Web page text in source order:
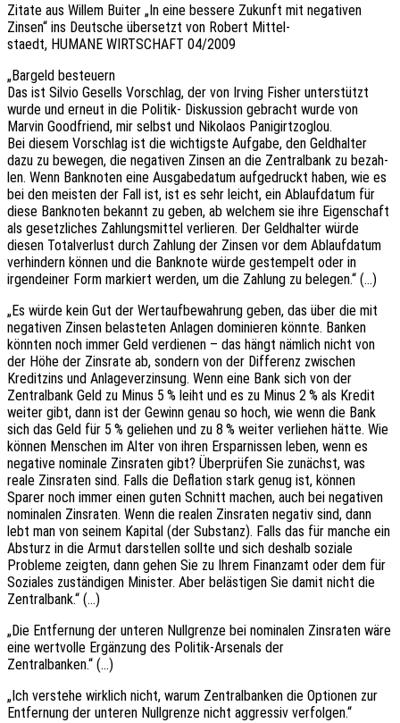
Zitate aus Willem Buiter „In eine besse­re Zukunft mit nega­ti­ven
Zinsen“ ins Deut­sche über­setzt von Robert Mittel-
staedt, HUMANE WIRTSCHAFT 04/2009
„Bargeld besteu­ern
Das ist Silvio Gesells Vorschlag, der von Irving Fisher unterstützt
wurde und erneut in die Poli­tik- Diskus­si­on gebracht wurde von
Marvin Good­fri­end, mir selbst und Niko­la­os Panigirtzoglou.
Bei diesem Vorschlag ist die wich­tigs­te Aufga­be, den Geld­hal­ter
dazu zu bewe­gen, die nega­ti­ven Zinsen an die Zentral­bank zu bezah­
len. Wenn Bank­no­ten eine Ausga­be­da­tum aufge­druckt haben, wie es
bei den meis­ten der Fall ist, ist es sehr leicht, ein Ablauf­da­tum für
diese Bank­no­ten bekannt zu geben, ab welchem sie ihre Eigen­schaft
als gesetz­li­ches Zahlungs­mit­tel verlie­ren. Der Geld­hal­ter würde
diesen Total­ver­lust durch Zahlung der Zinsen vor dem Ablauf­da­tum
verhin­dern können und die Bank­no­te würde gestem­pelt oder in
irgend­ei­ner Form markiert werden, um die Zahlung zu belegen.“ (…)
„Es würde kein Gut der Wertauf­be­wah­rung geben, das über die mit
nega­ti­ven Zinsen belas­te­ten Anla­gen domi­nie­ren könnte. Banken
könnten noch immer Geld verdie­nen – das hängt nämlich nicht von
der Höhe der Zins­ra­te ab, sondern von der Diffe­renz zwischen
Kredit­zins und Anla­ge­ver­zin­sung. Wenn eine Bank sich von der
Zentral­bank Geld zu Minus 5 % leiht und es zu Minus 2 % als Kredit
weiter gibt, dann ist der Gewinn genau so hoch, wie wenn die Bank
sich das Geld für 5 % gelie­hen und zu 8 % weiter verlie­hen hätte. Wie
können Menschen im Alter von ihren Erspar­nis­sen leben, wenn es
nega­ti­ve nomi­na­le Zins­ra­ten gibt? Überprüfen Sie zunächst, was
reale Zins­ra­ten sind. Falls die Defla­ti­on stark genug ist, können
Sparer noch immer einen guten Schnitt machen, auch bei nega­ti­ven
nomi­na­len Zins­ra­ten. Wenn die realen Zins­ra­ten nega­tiv sind, dann
lebt man von seinem Kapi­tal (der Substanz). Falls das für manche ein
Absturz in die Armut darstel­len sollte und sich deshalb sozia­le
Proble­me zeig­ten, dann gehen Sie zu Ihrem Finanz­amt oder dem für
Sozia­les zuständigen Minis­ter. Aber belästigen Sie damit nicht die
Zentralbank.“ (…)
„Die Entfer­nung der unte­ren Null­gren­ze bei nomi­na­len Zins­ra­ten wäre
eine wert­vol­le Ergänzung des Poli­tik-Arse­nals der
Zentralbanken.“ (…)
„Ich verste­he wirk­lich nicht, warum Zentral­ban­ken die Optio­nen zur
Entfer­nung der unte­ren Null­gren­ze nicht aggres­siv verfolgen.“